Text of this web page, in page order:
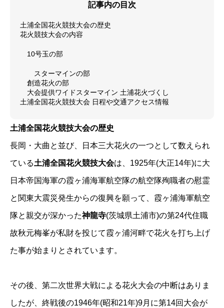
記事内の目次
土浦全国花火競技大会の歴史
花火競技大会の内容
10号玉の部
スターマインの部
創造花火の部
大会提供ワイドスターマイン 土浦花火づくし
土浦全国花火競技大会 日程や交通アクセス情報
土浦全国花火競技大会の歴史
長岡・大曲と並び、日本三大花火の一つとして数えられ
ている土浦全国花火競技大会は、1925年(大正14年)に大
日本帝国海軍の霞ヶ浦海軍航空隊の航空隊殉職者の慰霊
と関東大震災発生からの復興を願って、霞ヶ浦海軍航空
隊と親交が深かった神龍寺(茨城県土浦市)の第24代住職
故秋元梅峯が私財を投じて霞ヶ浦河畔で花火を打ち上げ
た事が始まりとされています。
その後、第二次世界大戦による花火大会の中断はありま
したが、終戦後の1946年(昭和21年)9月に第14回大会が